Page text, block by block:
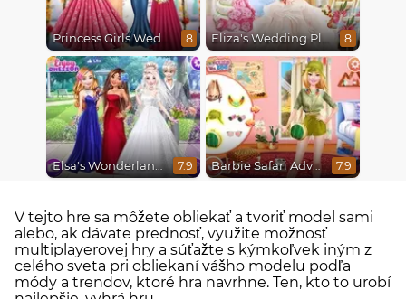
Princess Girls Wedding Trip 8 Eliza's Wedding Planner 8
Elsa's Wonderland Wedding 7.9 Barbie Safari Adventure 7.9
V tejto hre sa môžete obliekať a tvoriť model sami
alebo, ak dávate prednosť, využite možnosť
multiplayerovej hry a súťažte s kýmkoľvek iným z
celého sveta pri obliekaní vášho modelu podľa
módy a trendov, ktoré hra navrhne. Ten, kto to urobí